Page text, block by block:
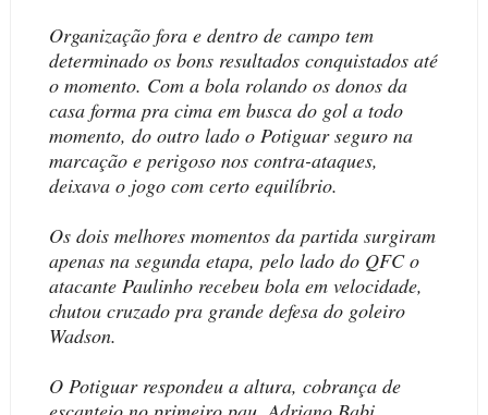
Organização fora e dentro de campo tem
determinado os bons resultados conquistados até
o momento. Com a bola rolando os donos da
casa forma pra cima em busca do gol a todo
momento, do outro lado o Potiguar seguro na
marcação e perigoso nos contra-ataques,
deixava o jogo com certo equilíbrio.
Os dois melhores momentos da partida surgiram
apenas na segunda etapa, pelo lado do QFC o
atacante Paulinho recebeu bola em velocidade,
chutou cruzado pra grande defesa do goleiro
Wadson.
O Potiguar respondeu a altura, cobrança de